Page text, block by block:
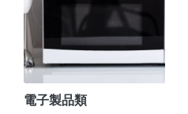
電子製品類